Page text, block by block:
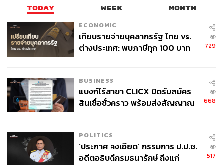
TODAY WEEK MONTH
ECONOMIC
เทียบรายจ่ายบุคลากรรัฐ ไทย vs.
ต่างประเทศ: พบภาษีทุก 100 บาท
729
BUSINESS
แบงก์ไร้สาขา CLICX ปิดรับสมัคร
สินเชื่อชั่วคราว พร้อมส่งสัญญาณ
668
POLITICS
‘ประภาศ คงเอียด’ กรรมการ ป.ป.ช.
อดีตอธิบดีกรมธนารักษ์ ถึงแก่
517